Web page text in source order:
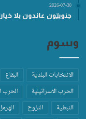
2026-07-30
جنوبيّون عائدون بلا
وسوم
الانتخابات البلدية البقاع
الحرب الاسرائيلية
الحرب
النبطية
النزوح